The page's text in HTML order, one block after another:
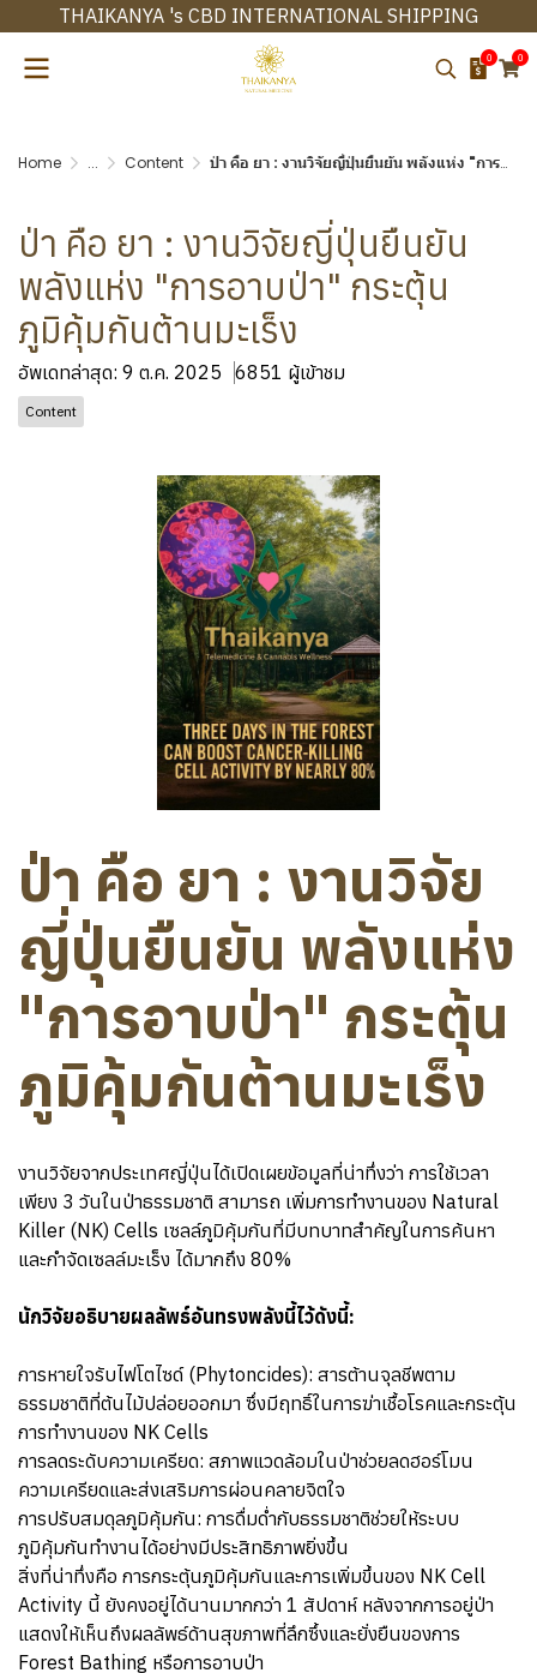
THAIKANYA 's CBD INTERNATIONAL SHIPPING
0 0
Home ... Content ป่า คือ ยา : งานวิจัยญี่ปุ่นยืนยัน พลังแห่ง "การอาบป่า" กระตุ้นภูมิคุ้มกันต้านมะเร็ง
ป่า คือ ยา : งานวิจัยญี่ปุ่นยืนยัน
พลังแห่ง "การอาบป่า" กระตุ้น
ภูมิคุ้มกันต้านมะเร็ง
อัพเดทล่าสุด: 9 ต.ค. 2025 6851 ผู้เข้าชม
Content
ป่า คือ ยา : งานวิจัย
ญี่ปุ่นยืนยัน พลังแห่ง
"การอาบป่า" กระตุ้น
ภูมิคุ้มกันต้านมะเร็ง
งานวิจัยจากประเทศญี่ปุ่นได้เปิดเผยข้อมูลที่น่าทึ่งว่า การใช้เวลา
เพียง 3 วันในป่าธรรมชาติ สามารถ เพิ่มการทำงานของ Natural
Killer (NK) Cells เซลล์ภูมิคุ้มกันที่มีบทบาทสำคัญในการค้นหา
และกำจัดเซลล์มะเร็ง ได้มากถึง 80%
นักวิจัยอธิบายผลลัพธ์อันทรงพลังนี้ไว้ดังนี้:
การหายใจรับไฟโตไซด์ (Phytoncides): สารต้านจุลชีพตาม
ธรรมชาติที่ต้นไม้ปล่อยออกมา ซึ่งมีฤทธิ์ในการฆ่าเชื้อโรคและกระตุ้น
การทำงานของ NK Cells
การลดระดับความเครียด: สภาพแวดล้อมในป่าช่วยลดฮอร์โมน
ความเครียดและส่งเสริมการผ่อนคลายจิตใจ
การปรับสมดุลภูมิคุ้มกัน: การดื่มด่ำกับธรรมชาติช่วยให้ระบบ
ภูมิคุ้มกันทำงานได้อย่างมีประสิทธิภาพยิ่งขึ้น
สิ่งที่น่าทึ่งคือ การกระตุ้นภูมิคุ้มกันและการเพิ่มขึ้นของ NK Cell
Activity นี้ ยังคงอยู่ได้นานมากกว่า 1 สัปดาห์ หลังจากการอยู่ป่า
แสดงให้เห็นถึงผลลัพธ์ด้านสุขภาพที่ลึกซึ้งและยั่งยืนของการ
Forest Bathing หรือการอาบป่า